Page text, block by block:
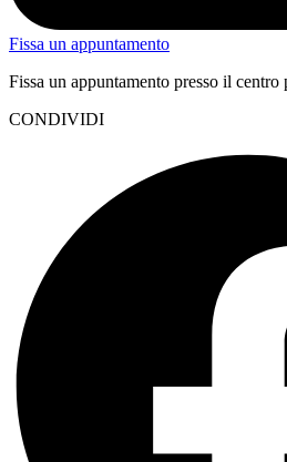
Fissa un appuntamento
Fissa un appuntamento presso il centro
CONDIVIDI